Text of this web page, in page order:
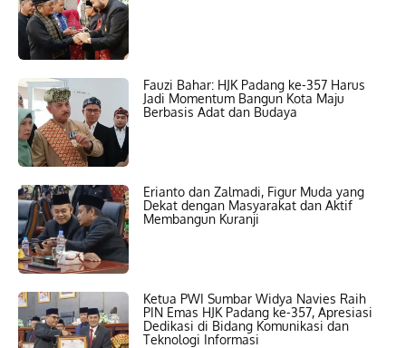
Fauzi Bahar: HJK Padang ke-357 Harus
Jadi Momentum Bangun Kota Maju
Berbasis Adat dan Budaya
Erianto dan Zalmadi, Figur Muda yang
Dekat dengan Masyarakat dan Aktif
Membangun Kuranji
Ketua PWI Sumbar Widya Navies Raih
PIN Emas HJK Padang ke-357, Apresiasi
Dedikasi di Bidang Komunikasi dan
Teknologi Informasi